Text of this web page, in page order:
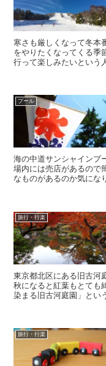
寒さも厳しくなって冬本
をやりたくなってくる季
行って楽しみたいという
プール
海の中道サンシャインプ
場内には売店があるので簡
なものがあるのか気になりますよね？ また宿
旅行・行楽
東京都北区にある旧古河
秋になると紅葉もとても
染まる旧古河庭園」というイ
旅行・行楽